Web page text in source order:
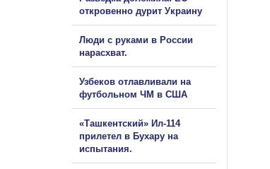
откровенно дурит Украину
Люди с руками в России
нарасхват.
Узбеков отлавливали на
футбольном ЧМ в США
«Ташкентский» Ил-114
прилетел в Бухару на
испытания.